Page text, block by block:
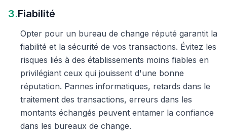
3.Fiabilité
Opter pour un bureau de change réputé garantit la
fiabilité et la sécurité de vos transactions. Évitez les
risques liés à des établissements moins fiables en
privilégiant ceux qui jouissent d'une bonne
réputation. Pannes informatiques, retards dans le
traitement des transactions, erreurs dans les
montants échangés peuvent entamer la confiance
dans les bureaux de change.